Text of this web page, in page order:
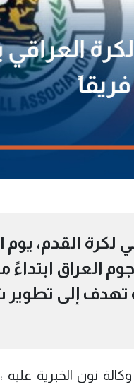
لكرة القدم، يوم
إلى
نون الخبرية